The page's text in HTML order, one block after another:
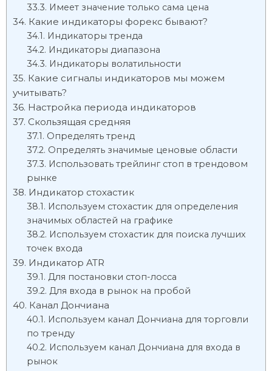
Имеет значение только сама цена
Какие индикаторы форекс бывают?
Индикаторы тренда
Индикаторы диапазона
Индикаторы волатильности
Какие сигналы индикаторов мы можем
учитывать?
Настройка периода индикаторов
Скользящая средняя
Определять тренд
Определять значимые ценовые области
Использовать трейлинг стоп в трендовом
рынке
Индикатор стохастик
Используем стохастик для определения
значимых областей на графике
Используем стохастик для поиска лучших
точек входа
Индикатор ATR
Для постановки стоп-лосса
Для входа в рынок на пробой
Канал Дончиана
Используем канал Дончиана для торговли
по тренду
Используем канал Дончиана для входа в
рынок